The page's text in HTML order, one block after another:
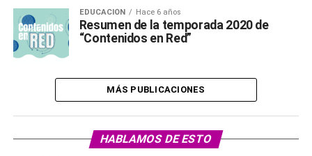
EDUCACIÓN Hace 6 años
Resumen de la temporada 2020 de
“Contenidos en Red”
MÁS PUBLICACIONES
HABLAMOS DE ESTO